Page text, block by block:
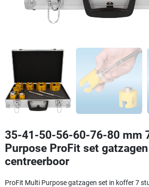
35-41-50-56-60-76-80 mm
Purpose ProFit set
centreerboor
ProFit Multi Purpose gatzagen set in koffer 7